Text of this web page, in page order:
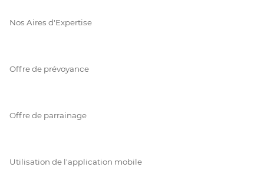
Nos Aires d'Expertise
Offre de prévoyance
Offre de parrainage
Utilisation de l'application mobile